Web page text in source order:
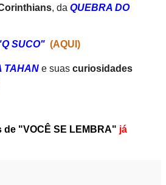
, da QUEBRA DO
SUCO" (AQUI)
TAHAN e suas curiosidades
de "VOCÊ SE LEMBRA" já